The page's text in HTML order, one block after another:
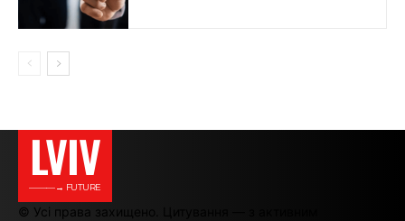
LVIV
———→ FUTURE
© Усі права захищено. Цитування — з активним